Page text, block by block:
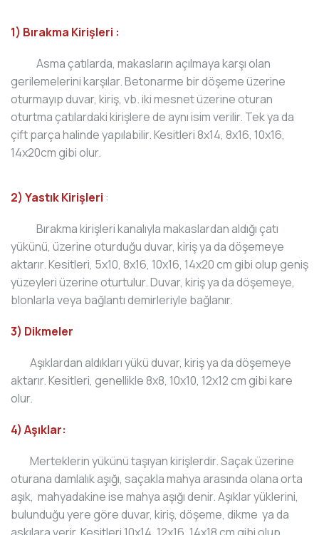
1) Bırakma Kirişleri :
Asma çatılarda, makasların açılmaya karşı olan
gerilemelerini karşılar. Betonarme bir döşeme üzerine
oturmayıp duvar, kiriş, vb. iki mesnet üzerine oturan
oturtma çatılardaki kirişlere de aynı isim verilir. Tek ya da
çift parça halinde yapılabilir. Kesitleri 8x14, 8x16, 10x16,
14x20cm gibi olur.
2) Yastık Kirişleri :
Bırakma kirişleri kanalıyla makaslardan aldığı çatı
yükünü, üzerine oturduğu duvar, kiriş ya da döşemeye
aktarır. Kesitleri, 5x10, 8x16, 10x16, 14x20 cm gibi olup geniş
yüzeyleri üzerine oturtulur. Duvar, kiriş ya da döşemeye,
blonlarla veya bağlantı demirleriyle bağlanır.
3) Dikmeler
Aşıklardan aldıkları yükü duvar, kiriş ya da döşemeye
aktarır. Kesitleri, genellikle 8x8, 10x10, 12x12 cm gibi kare
olur.
4) Aşıklar:
Merteklerin yükünü taşıyan kirişlerdir. Saçak üzerine
oturana damlalık aşığı, saçakla mahya arasında olana orta
aşık, mahyadakine ise mahya aşığı denir. Aşıklar yüklerini,
bulunduğu yere göre duvar, kiriş, döşeme, dikme ya da